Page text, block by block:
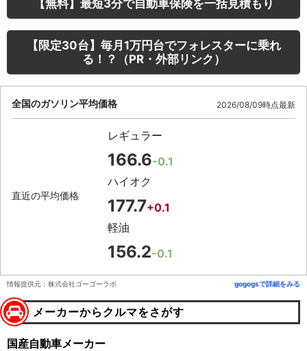
【無料】最短3分で自動車保険を一括見積もり
【限定30台】毎月1万円台でフォレスターに乗れ
る！？（PR・外部リンク）
全国のガソリン平均価格 2026/08/09時点最新
直近の平均価格
レギュラー
166.6-0.1
ハイオク
177.7+0.1
軽油
156.2-0.1
情報提供元：株式会社ゴーゴーラボ gogogsで詳細をみる
メーカーからクルマをさがす
国産自動車メーカー